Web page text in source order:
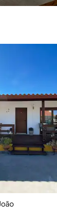
Wybór gości